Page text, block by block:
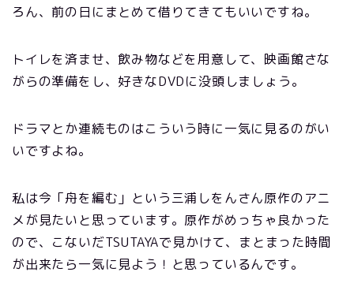
ろん、前の日にまとめて借りてきてもいいですね。
トイレを済ませ、飲み物などを用意して、映画館さな
がらの準備をし、好きなDVDに没頭しましょう。
ドラマとか連続ものはこういう時に一気に見るのがい
いですよね。
私は今「舟を編む」という三浦しをんさん原作のアニ
メが見たいと思っています。原作がめっちゃ良かった
ので、こないだTSUTAYAで見かけて、まとまった時間
が出来たら一気に見よう！と思っているんです。